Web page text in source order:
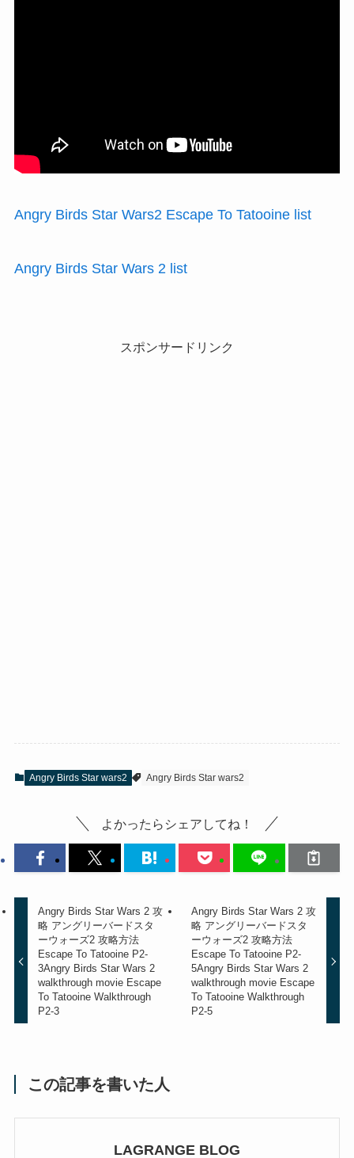
Angry Birds Star Wars2 Escape To Tatooine list
Angry Birds Star Wars 2 list
スポンサードリンク
Angry Birds Star wars2 Angry Birds Star wars2
よかったらシェアしてね！
Angry Birds Star Wars 2 攻
略 アングリーバードスタ
ーウォーズ2 攻略方法
Escape To Tatooine P2-
3Angry Birds Star Wars 2
walkthrough movie Escape
To Tatooine Walkthrough
P2-3
Angry Birds Star Wars 2 攻
略 アングリーバードスタ
ーウォーズ2 攻略方法
Escape To Tatooine P2-
5Angry Birds Star Wars 2
walkthrough movie Escape
To Tatooine Walkthrough
P2-5
この記事を書いた人
LAGRANGE BLOG